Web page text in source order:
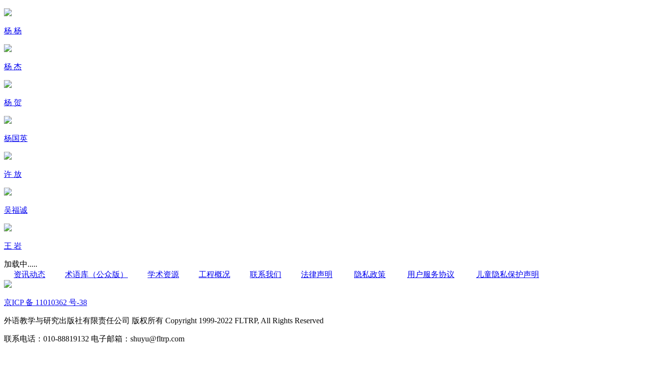
杨 杨
杨 杰
杨 贺
杨国英
许 放
吴福诚
王 岩
加载中.....
资讯动态
术语库（公众版） 学术资源 工程概况 联系我们 法律声明 隐私政策 用户服务协议 儿童隐私保护声明
京ICP 备 11010362 号-38
外语教学与研究出版社有限责任公司 版权所有 Copyright 1999-2022 FLTRP, All Rights Reserved
联系电话：010-88819132 电子邮箱：shuyu@fltrp.com